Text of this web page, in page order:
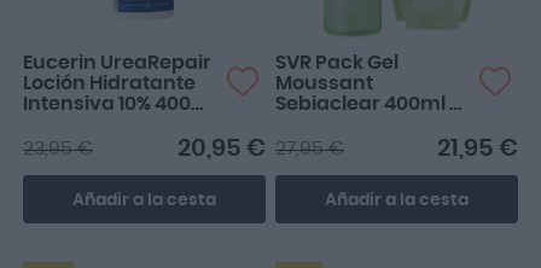
Eucerin UreaRepair
Loción Hidratante
Intensiva 10% 400ml
20,95 €
23,95 €
Añadir a la cesta
SVR Pack Gel
Moussant
Sebiaclear 400ml +
21,95 €
27,95 €
Añadir a la cesta